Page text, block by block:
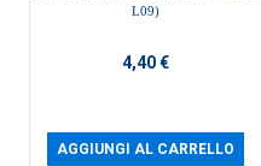
L09)
4,40 €
AGGIUNGI AL CARRELLO